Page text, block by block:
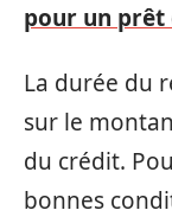
pour un prêt
La durée du
sur le
du crédit.
bonnes